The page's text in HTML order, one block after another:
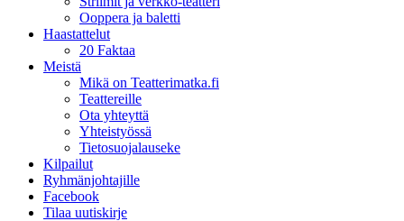
Ooppera ja baletti
Haastattelut
20 Faktaa
Meistä
Mikä on Teatterimatka.fi
Teattereille
Ota yhteyttä
Yhteistyössä
Tietosuojalauseke
Kilpailut
Ryhmänjohtajille
Facebook
Tilaa uutiskirje